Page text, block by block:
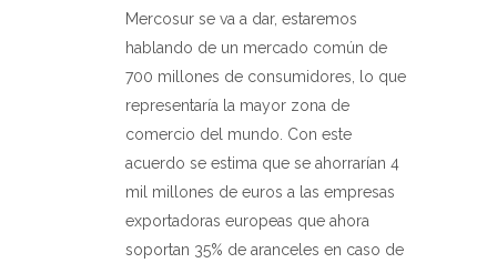
Mercosur se va a dar, estaremos
hablando de un mercado común de
700 millones de consumidores, lo que
representaría la mayor zona de
comercio del mundo. Con este
acuerdo se estima que se ahorrarían 4
mil millones de euros a las empresas
exportadoras europeas que ahora
soportan 35% de aranceles en caso de